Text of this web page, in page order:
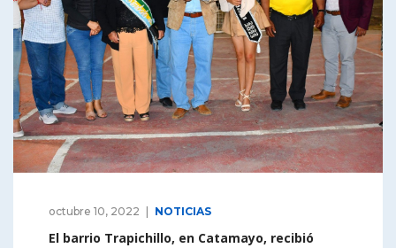
octubre 10, 2022 NOTICIAS
El barrio Trapichillo, en Catamayo, recibió